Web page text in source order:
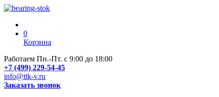
0
Корзина
Работаем Пн.-Пт. с 9:00 до 18:00
+7 (499) 229-54-45
info@ttk-v.ru
Заказать звонок